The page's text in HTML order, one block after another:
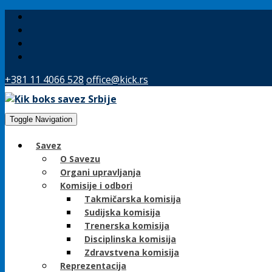
+381 11 4066 528 office@kick.rs
Toggle Navigation
Savez
O Savezu
Organi upravljanja
Komisije i odbori
Takmičarska komisija
Sudijska komisija
Trenerska komisija
Disciplinska komisija
Zdravstvena komisija
Reprezentacija